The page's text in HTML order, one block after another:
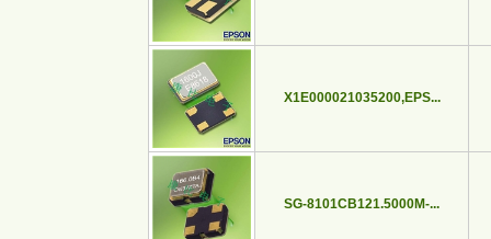
X1E000021035200,EPS...
SG-8101CB121.5000M-...